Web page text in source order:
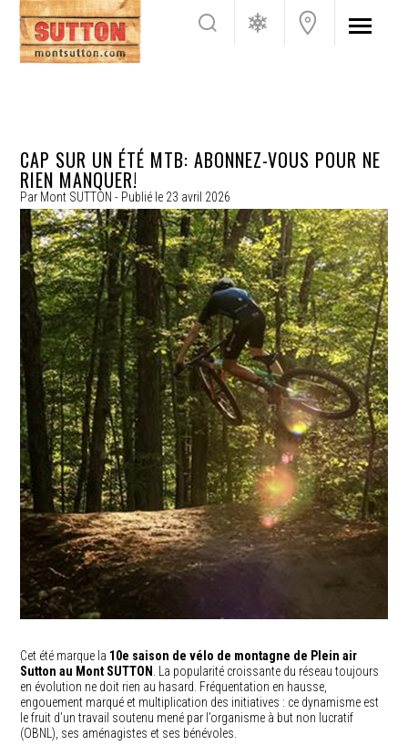
CAP SUR UN ÉTÉ MTB: ABONNEZ-VOUS POUR NE
RIEN MANQUER!
Par Mont SUTTON - Publié le 23 avril 2026
Cet été marque la 10e saison de vélo de montagne de Plein air
Sutton au Mont SUTTON
. La popularité croissante du réseau toujours
en évolution ne doit rien au hasard. Fréquentation en hausse,
engouement marqué et multiplication des initiatives : ce dynamisme est
le fruit d’un travail soutenu mené par l’organisme à but non lucratif
(OBNL), ses aménagistes et ses bénévoles.